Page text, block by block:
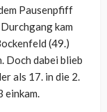
Pausenpfiff
kam
(49.)
Doch dabei blieb
als 17. in die 2.
einkam.